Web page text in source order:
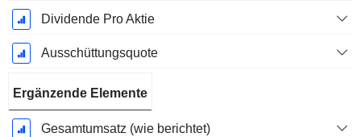
Dividende Pro Aktie
Ausschüttungsquote
Ergänzende Elemente
Gesamtumsatz (wie berichtet)